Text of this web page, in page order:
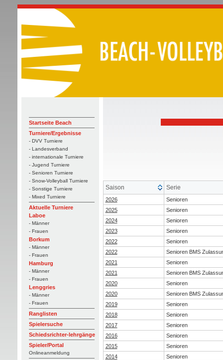
Startseite Beach
Turniere/Ergebnisse
- DVV Turniere
- Landesverband
- internationale Turniere
- Jugend Turniere
- Senioren Turniere
- Snow-Volleyball Turniere
- Sonstige Turniere
- Mixed Turniere
Aktuelle Turniere
Laboe
- Männer
- Frauen
Borkum
- Männer
- Frauen
Hamburg
- Männer
- Frauen
Lenggries
- Männer
- Frauen
Ranglisten
Spielersuche
Schiedsrichter-lehrgänge
Spieler/Portal
Onlineanmeldung
Saison Serie
2026
Senioren
2025
Senioren
2024
Senioren
2023
Senioren
2022
Senioren
2022
Senioren BMS
2021
Senioren
2021
Senioren BMS
2020
Senioren
2020
Senioren BMS
2019
Senioren
2018
Senioren
2017
Senioren
2016
Senioren
2015
Senioren
2014
Senioren